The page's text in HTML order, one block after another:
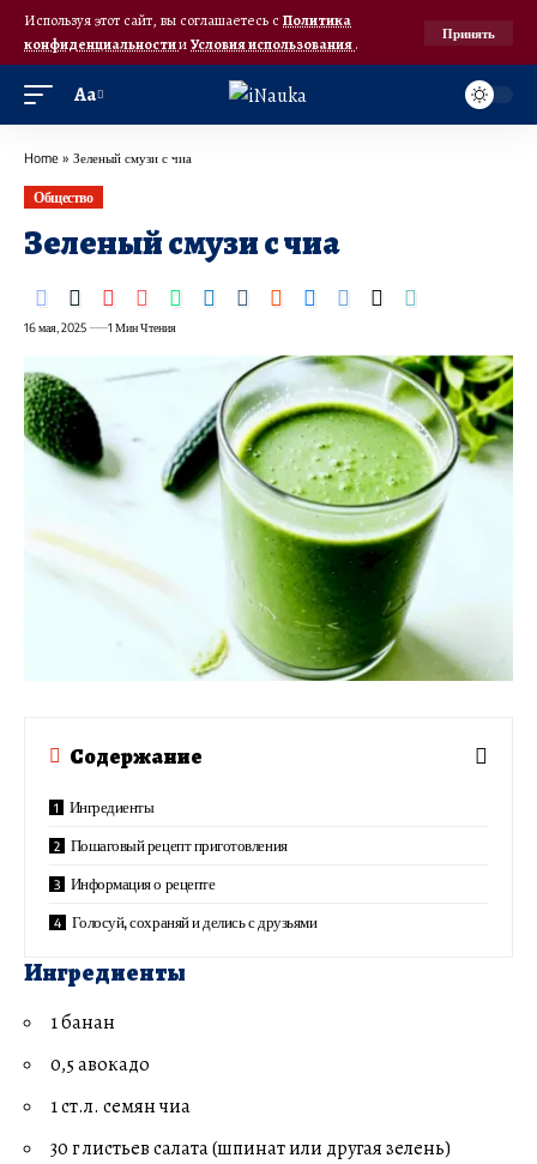
Используя этот сайт, вы соглашаетесь с Политика
конфиденциальностииУсловия использования.
Принять
Аа
Home » Зеленый смузи с чиа
Общество
Зеленый смузи с чиа
16 мая, 2025 1 Мин Чтения
Содержание
Ингредиенты
Пошаговый рецепт приготовления
Информация о рецепте
Голосуй, сохраняй и делись с друзьями
Ингредиенты
1 банан
0,5 авокадо
1 ст.л. семян чиа
30 г листьев салата (шпинат или другая зелень)